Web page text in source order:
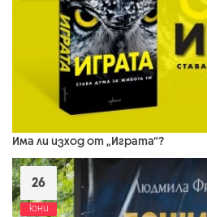
Има ли изход от „Играта“?
26
юни